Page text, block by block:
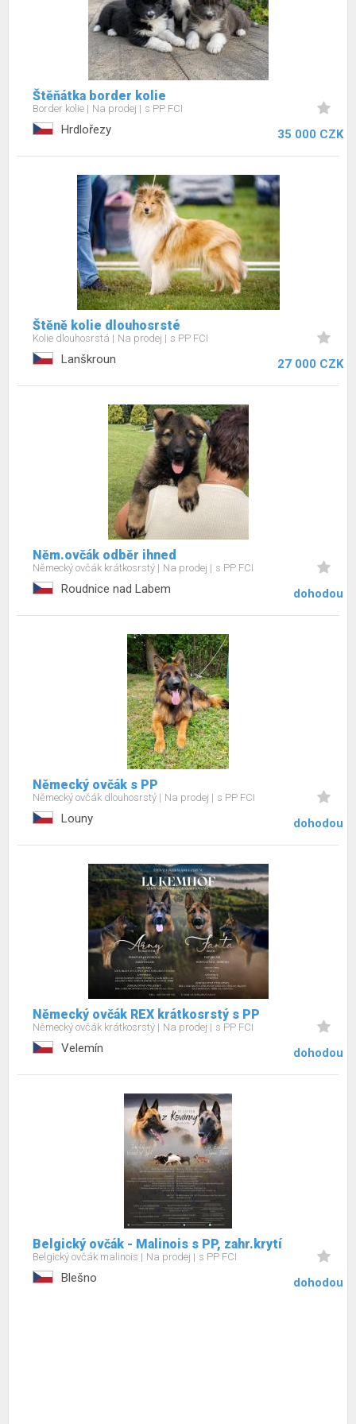
Štěňátka border kolie
Border kolie Na prodej s PP FCI
Hrdlořezy 35 000 CZK
Štěně kolie dlouhosrsté
Kolie dlouhosrstá Na prodej s PP FCI
Lanškroun 27 000 CZK
Něm.ovčák odběr ihned
Německý ovčák krátkosrstý Na prodej s PP FCI
Roudnice nad Labem dohodou
Německý ovčák s PP
Německý ovčák dlouhosrstý Na prodej s PP FCI
Louny dohodou
Německý ovčák REX krátkosrstý s PP
Německý ovčák krátkosrstý Na prodej s PP FCI
Velemín dohodou
Belgický ovčák - Malinois s PP, zahr.krytí
Belgický ovčák malinois Na prodej s PP FCI
Blešno dohodou